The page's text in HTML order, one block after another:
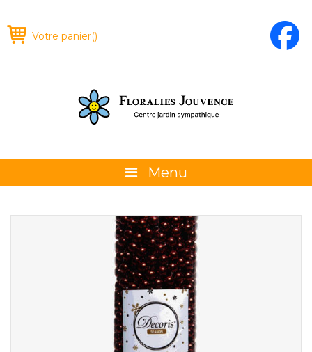
Votre panier()
Menu
La boutique
Promotions et évènements
Conseils
Glossaire
Calendrier horticole